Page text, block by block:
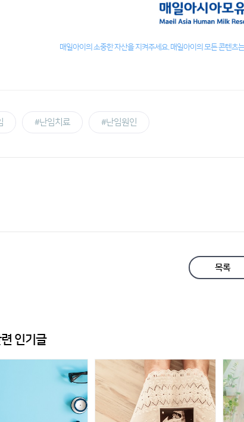
매일아이의 소중한 자산을 지켜주세요. 매일아이의 모든 콘텐츠
#난임치료 #난임원인
목록
인기글